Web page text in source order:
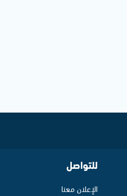
للتواصل
الإعلان معنا